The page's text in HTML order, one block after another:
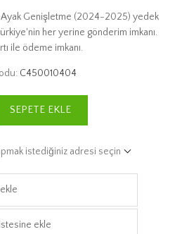
Ayak Genişletme (2024-2025) yedek
her yerine gönderim imkanı.
ile ödeme imkanı.
C450010404
SEPETE EKLE
istediğiniz adresi seçin
ekle